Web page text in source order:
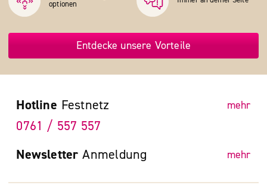
optionen
Entdecke unsere Vorteile
Hotline Festnetz mehr
0761 / 557 557
Newsletter Anmeldung mehr